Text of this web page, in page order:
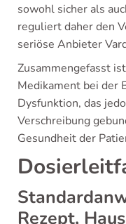
sowohl sicher als
reguliert daher den
seriöse Anbieter
Zusammengefasst
Medikament bei der
Dysfunktion, das
Verschreibung
Gesundheit der
Rezept,